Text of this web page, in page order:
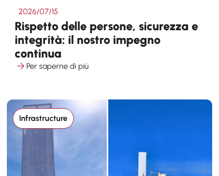
2026/07/15
Rispetto delle persone, sicurezza e
integrità: il nostro impegno
continua
Per saperne di più
Infrastructure